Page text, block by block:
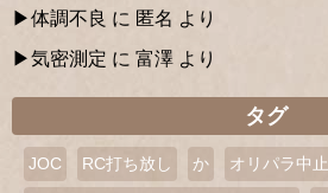
体調不良 に 匿名 より
気密測定 に 富澤 より
タグ
JOC RC打ち放し か オリパラ中止